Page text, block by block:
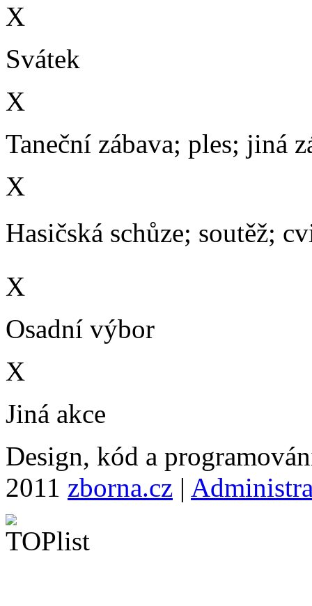
X
Svátek
X
Taneční zábava; ples; jiná
X
Hasičská schůze; soutěž;
X
Osadní výbor
X
Jiná akce
Design, kód a
2011 zborna.cz |